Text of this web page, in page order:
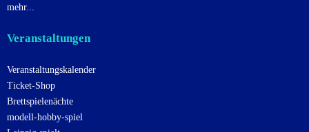
mehr...
Veranstaltungen
Veranstaltungskalender
Ticket-Shop
Brettspielenächte
modell-hobby-spiel